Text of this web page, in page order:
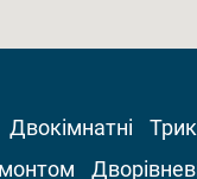
Двокімнатні